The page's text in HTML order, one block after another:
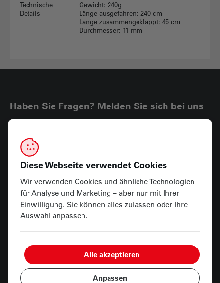
Technische
Details
Gewicht: 240g
Länge ausgefahren: 240 cm
Länge zusammengeklappt: 45 cm
Durchmesser: 11 mm
Haben Sie Fragen? Melden Sie sich bei uns
Besuchen Sie uns
Showroom Seetalplatz
Schreiben Sie uns
info@vonmoos-luzern.ch
Hauptgeschäft Kasernenplatz
Showroom Seetalplatz
Diese Webseite verwendet Cookies
Wir verwenden Cookies und ähnliche Technologien
für Analyse und Marketing – aber nur mit Ihrer
Einwilligung. Sie können alles zulassen oder Ihre
Auswahl anpassen.
Anpassen
Alle akzeptieren